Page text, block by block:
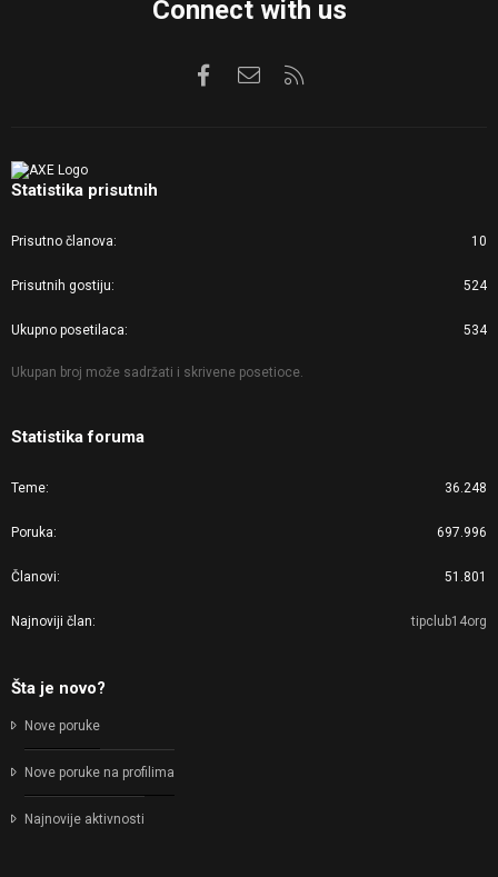
Connect with us
FacebookKontaktirajte nas
Statistika prisutnih
Prisutno članova 10
Prisutnih gostiju 524
Ukupno posetilaca 534
Ukupan broj može sadržati i skrivene posetioce.
Statistika foruma
Teme 36.248
Poruka 697.996
Članovi 51.801
Najnoviji član tipclub14org
Šta je novo?
Nove poruke
Nove poruke na profilima
Najnovije aktivnosti